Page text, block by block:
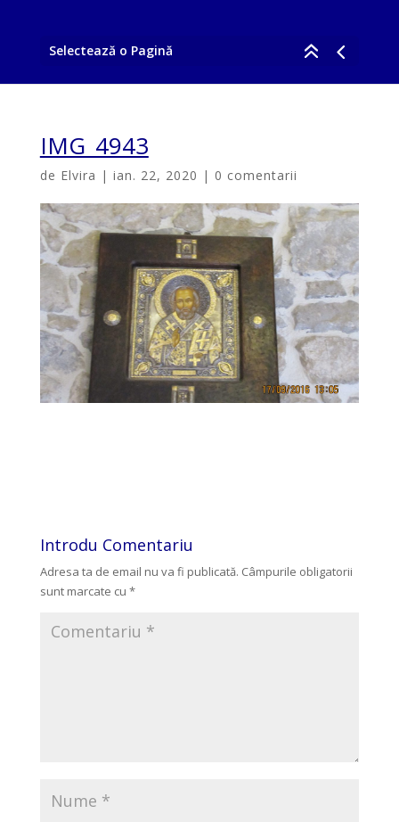
Selectează o Pagină
IMG_4943
de Elvira | ian. 22, 2020 | 0 comentarii
Introdu Comentariu
Adresa ta de email nu va fi publicată. Câmpurile obligatorii
sunt marcate cu *